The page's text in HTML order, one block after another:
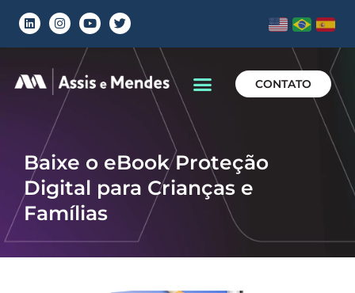
CONTATO
Baixe o eBook Proteção
Digital para Crianças e
Famílias